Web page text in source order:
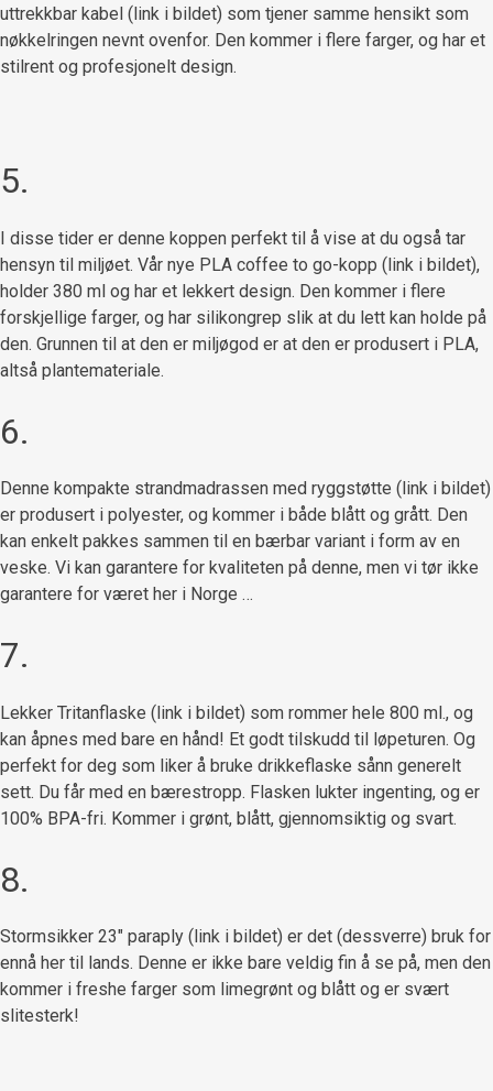
uttrekkbar kabel (link i bildet) som tjener samme hensikt som
nøkkelringen nevnt ovenfor. Den kommer i flere farger, og har et
stilrent og profesjonelt design.
5.
I disse tider er denne koppen perfekt til å vise at du også tar
hensyn til miljøet. Vår nye PLA coffee to go-kopp (link i bildet),
holder 380 ml og har et lekkert design. Den kommer i flere
forskjellige farger, og har silikongrep slik at du lett kan holde på
den. Grunnen til at den er miljøgod er at den er produsert i PLA,
altså plantemateriale.
6.
Denne kompakte strandmadrassen med ryggstøtte (link i bildet)
er produsert i polyester, og kommer i både blått og grått. Den
kan enkelt pakkes sammen til en bærbar variant i form av en
veske. Vi kan garantere for kvaliteten på denne, men vi tør ikke
garantere for været her i Norge …
7.
Lekker Tritanflaske (link i bildet) som rommer hele 800 ml., og
kan åpnes med bare en hånd! Et godt tilskudd til løpeturen. Og
perfekt for deg som liker å bruke drikkeflaske sånn generelt
sett. Du får med en bærestropp. Flasken lukter ingenting, og er
100% BPA-fri. Kommer i grønt, blått, gjennomsiktig og svart.
8.
Stormsikker 23″ paraply (link i bildet) er det (dessverre) bruk for
ennå her til lands. Denne er ikke bare veldig fin å se på, men den
kommer i freshe farger som limegrønt og blått og er svært
slitesterk!